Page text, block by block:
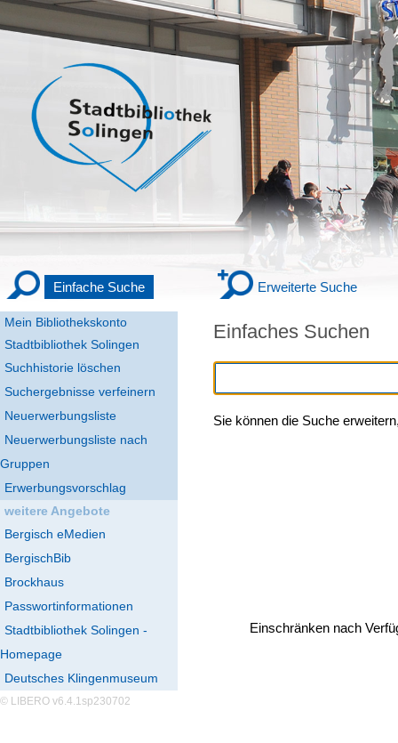
Mein Bibliothekskonto
Stadtbibliothek Solingen
Einfache Suche Erweiterte Suche
Suchhistorie löschen
Suchergebnisse verfeinern
Neuerwerbungsliste
Neuerwerbungsliste nach
Gruppen
Erwerbungsvorschlag
weitere Angebote
Bergisch eMedien
BergischBib
Brockhaus
Passwortinformationen
Stadtbibliothek Solingen -
Homepage
Deutsches Klingenmuseum
© LIBERO v6.4.1sp230702
Einfaches Suchen
Sie können die Suche
Einschränken nach